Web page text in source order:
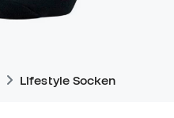
Lifestyle Socken